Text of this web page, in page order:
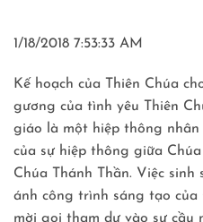
1/18/2018 7:53:33 AM
Kế hoạch của Thiên Chúa
gương của tình yêu Thiên
giáo là một hiệp thông
của sự hiệp thông giữa
Chúa Thánh Thần. Việc
ánh công trình sáng tạo của
mời gọi tham dự vào sự cầu